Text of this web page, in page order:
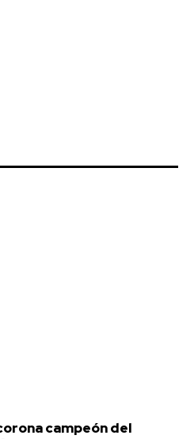
campeón del